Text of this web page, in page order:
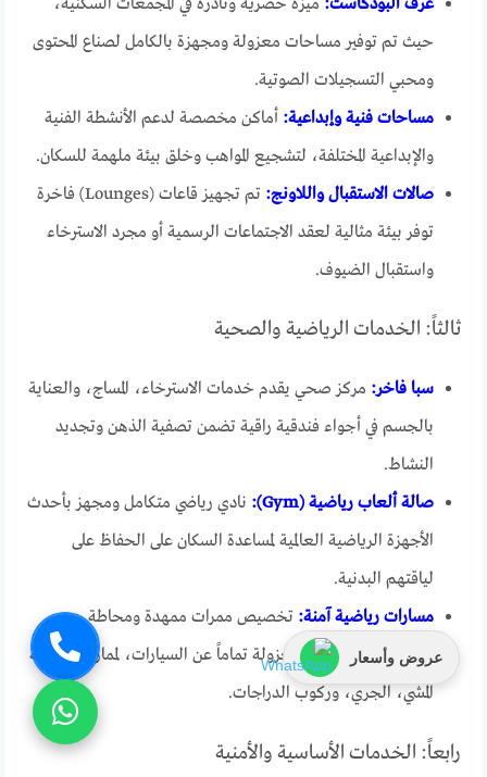
حيث تم توفير مساحات معزولة ومجهزة بالكامل لصناع المحتوى
ومحبي التسجيلات الصوتية.
مساحات فنية وإبداعية: أماكن مخصصة لدعم الأنشطة الفنية
والإبداعية المختلفة، لتشجيع المواهب وخلق بيئة ملهمة للسكان.
صالات الاستقبال واللاونج:
تم تجهيز قاعات (Lounges) فاخرة
توفر بيئة مثالية لعقد الاجتماعات الرسمية أو مجرد الاسترخاء
واستقبال الضيوف.
ثالثاً: الخدمات الرياضية والصحية
سبا فاخر: مركز صحي يقدم خدمات الاسترخاء، المساج، والعناية
بالجسم في أجواء فندقية راقية تضمن تصفية الذهن وتجديد
النشاط.
صالة ألعاب رياضية (Gym):
نادي رياضي متكامل ومجهز بأحدث
الأجهزة الرياضية العالمية لمساعدة السكان على الحفاظ على
لياقتهم البدنية.
مسارات رياضية آمنة: تخصيص ممرات ممهدة ومحاطة
بالمساحات الخضراء، معزولة تماماً عن السيارات، لممارسة رياضة
المشي، الجري، وركوب الدراجات.
رابعاً: الخدمات الأساسية والأمنية
عروض وأسعار